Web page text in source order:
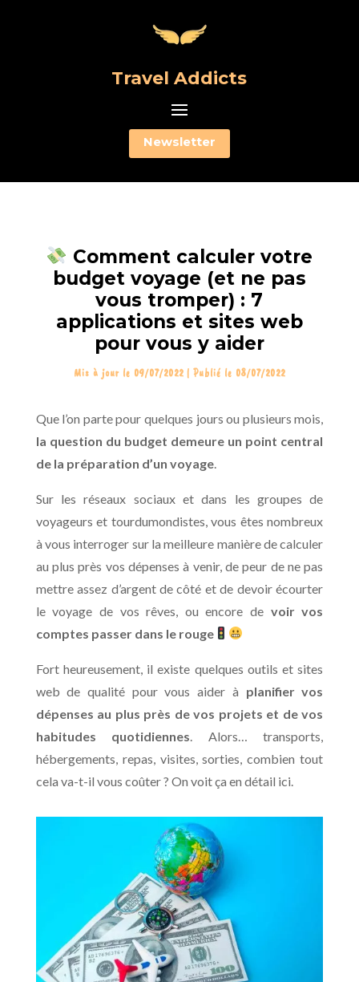
Travel Addicts
Newsletter
Comment calculer votre
budget voyage (et ne pas
vous tromper) : 7
applications et sites web
pour vous y aider
Mis à jour le 09/07/2022 | Publié le 08/07/2022
Que l’on parte pour quelques jours ou plusieurs mois,
la question du budget demeure un point central
de la préparation d’un voyage.
Sur les réseaux sociaux et dans les groupes de
voyageurs et tourdumondistes, vous êtes nombreux
à vous interroger sur la meilleure manière de calculer
au plus près vos dépenses à venir, de peur de ne pas
mettre assez d’argent de côté et de devoir écourter
le voyage de vos rêves, ou encore de voir vos
comptes passer dans le rouge
Fort heureusement, il existe quelques outils et sites
web de qualité pour vous aider à planifier vos
dépenses au plus près de vos projets et de vos
habitudes quotidiennes . Alors… transports,
hébergements, repas, visites, sorties, combien tout
cela va-t-il vous coûter ? On voit ça en détail ici.